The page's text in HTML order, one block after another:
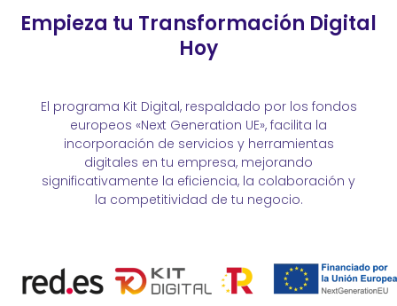
Empieza tu Transformación Digital
Hoy
El programa Kit Digital, respaldado por los fondos
europeos «Next Generation UE», facilita la
incorporación de servicios y herramientas
digitales en tu empresa, mejorando
significativamente la eficiencia, la colaboración y
la competitividad de tu negocio.